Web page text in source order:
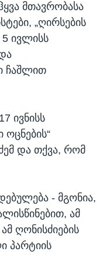
მთავრობასა
„ღირსების
5 ივლისს
ჩაშლით
ივნისს
ოცნების“
და თქვა, რომ
- მგონია,
ამ
ღონისძიების
პარტიის